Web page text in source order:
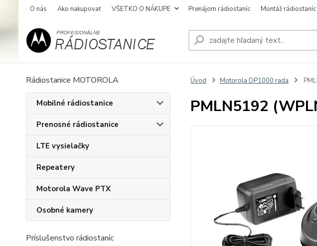
O nás Ako nakupovať VŠETKO O NÁKUPE Prenájom rádiostaníc Montáž rádiostaníc
Rádiostanice MOTOROLA
Mobilné rádiostanice
Prenosné rádiostanice
LTE vysielačky
Repeatery
Motorola Wave PTX
Osobné kamery
Príslušenstvo rádiostaníc
Úvod Motorola DP1000 rada
PMLN5192